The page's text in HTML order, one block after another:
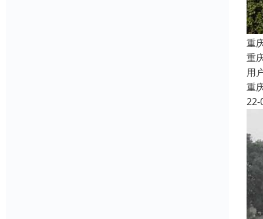
重
重
用
重
22-